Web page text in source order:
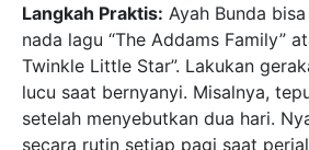
Langkah Praktis: Ayah Bunda
nada lagu “The Addams Family”
Twinkle Little Star”. Lakukan
lucu saat bernyanyi. Misalnya,
setelah menyebutkan dua hari.
secara rutin setiap pagi saat